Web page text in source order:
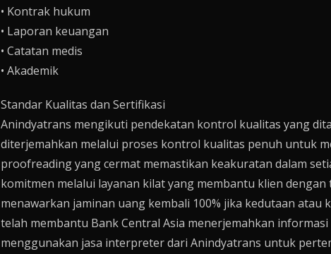
• Kontrak hukum
• Laporan keuangan
• Catatan medis
• Akademik
Standar Kualitas dan Sertifikasi
Anindyatrans mengikuti pendekatan kontrol kualitas yang
diterjemahkan melalui proses kontrol kualitas penuh untuk
proofreading yang cermat memastikan keakuratan dalam
komitmen melalui layanan kilat yang membantu klien
menawarkan jaminan uang kembali 100% jika kedutaan
telah membantu Bank Central Asia menerjemahkan
menggunakan jasa interpreter dari Anindyatrans untuk